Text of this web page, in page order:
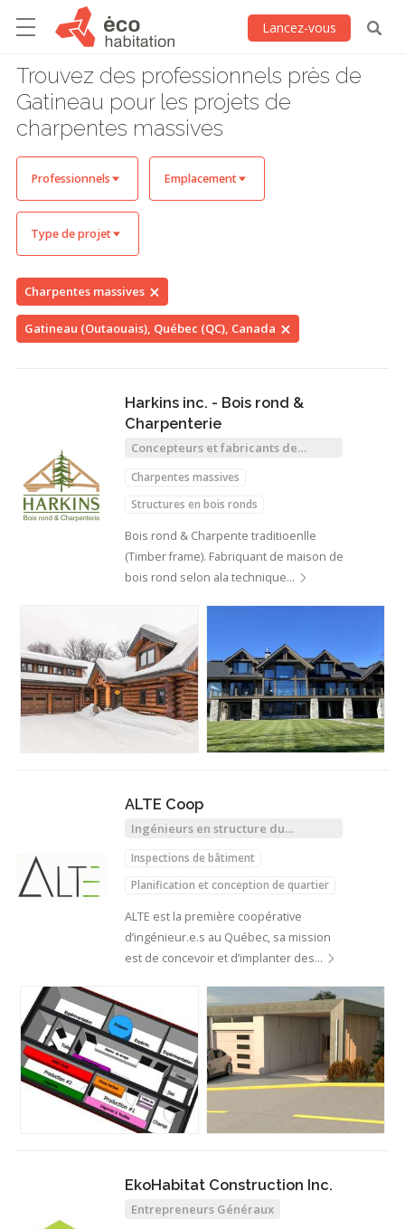
Lancez-vous
Trouvez des professionnels près de
Gatineau pour les projets de
charpentes massives
Professionnels Emplacement
Type de projet
Charpentes massives
Gatineau (Outaouais), Québec (QC), Canada
Harkins inc. - Bois rond &
Charpenterie
Concepteurs et fabricants de
Charpentes massives
Structures en bois ronds
Bois rond & Charpente traditioenlle
(Timber frame). Fabriquant de maison de
bois rond selon ala technique…
ALTE Coop
Ingénieurs en structure du
Inspections de bâtiment
Planification et conception de quartier
Maisons unifamiliales
Charpentes massives
Fermes urbaine
ALTE est la première coopérative
d’ingénieur.e.s au Québec, sa mission
est de concevoir et d’implanter des…
EkoHabitat Construction Inc.
Entrepreneurs Généraux